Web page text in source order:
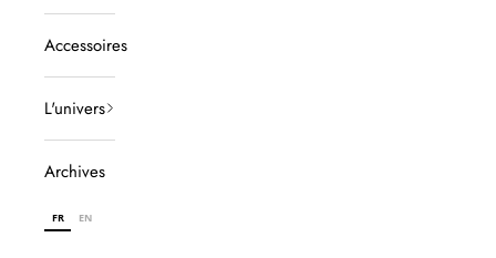
Accessoires
L'univers
Archives
FR EN